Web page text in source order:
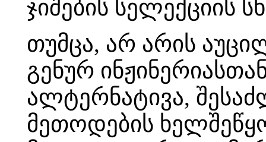
ჯიშების სელექციის
თუმცა, არ არის
გენურ
ალტერნატივა,
მეთოდების